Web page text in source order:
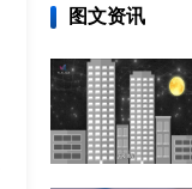
图文资讯